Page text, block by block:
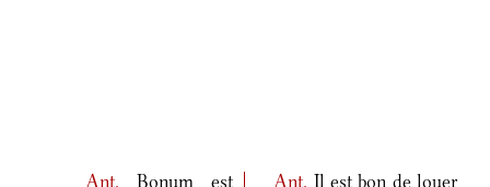
Ant. Bonum est Ant. Il est bon de louer